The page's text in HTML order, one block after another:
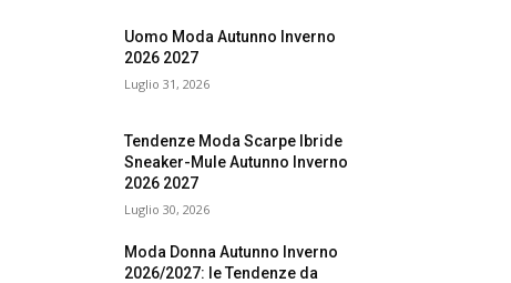
Uomo Moda Autunno Inverno
2026 2027
Luglio 31, 2026
Tendenze Moda Scarpe Ibride
Sneaker-Mule Autunno Inverno
2026 2027
Luglio 30, 2026
Moda Donna Autunno Inverno
2026/2027: le Tendenze da